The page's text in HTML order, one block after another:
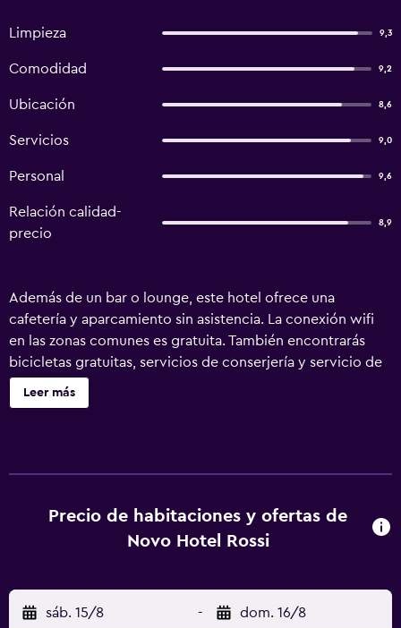
Limpieza 9,3
Comodidad 9,2
Ubicación 8,6
Servicios 9,0
Personal 9,6
Relación calidad-
precio
8,9
Además de un bar o lounge, este hotel ofrece una
cafetería y aparcamiento sin asistencia. La conexión wifi
en las zonas comunes es gratuita. También encontrarás
bicicletas gratuitas, servicios de conserjería y servicio de
tintorería. Novo Hotel Rossi ofrece 50 alojamientos con
aire acondicionado, minibar y secador de pelo. Se ofrece
navegar por la web gracias a nuestro acceso a Internet
wifi gratis. Los servicios para las personas de negocios
cama hipoalergénicos. Los servicios de ocio y
esparcimiento en este hotel incluyen bicicletas gratuitas.
Leer más
Precio de habitaciones y ofertas de
Novo Hotel Rossi
sáb. 15/8 - dom. 16/8